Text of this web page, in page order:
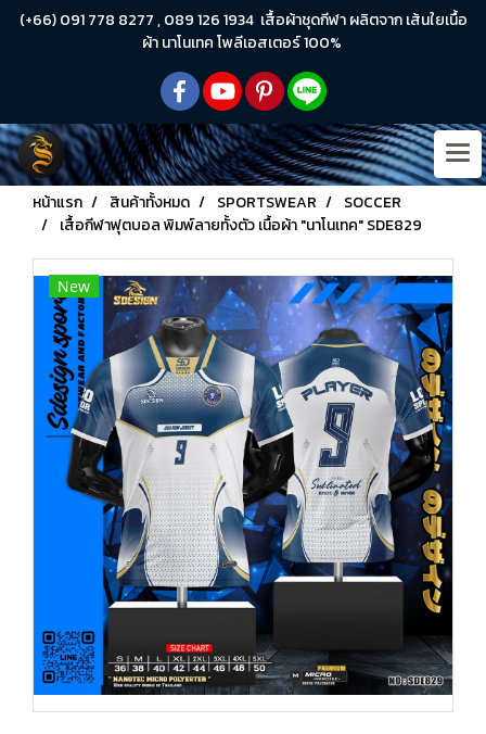
(+66) 091 778 8277 , 089 126 1934 เสื้อผ้าชุดกีฬา ผลิตจาก เส้นใยเนื้อ
ผ้า นาโนเทค โพลีเอสเตอร์ 100%
หน้าแรก สินค้าทั้งหมด SPORTSWEAR
SOCCER
เสื้อกีฬาฟุตบอล พิมพ์ลายทั้งตัว เนื้อผ้า "นาโนเทค" SDE829
New